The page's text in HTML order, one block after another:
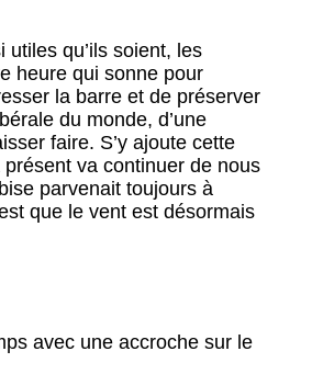
qu’ils soient, les
heure qui sonne pour
la barre et de préserver
du monde, d’une
faire. S’y ajoute cette
va continuer de nous
parvenait toujours à
que le vent est désormais
avec une accroche sur le